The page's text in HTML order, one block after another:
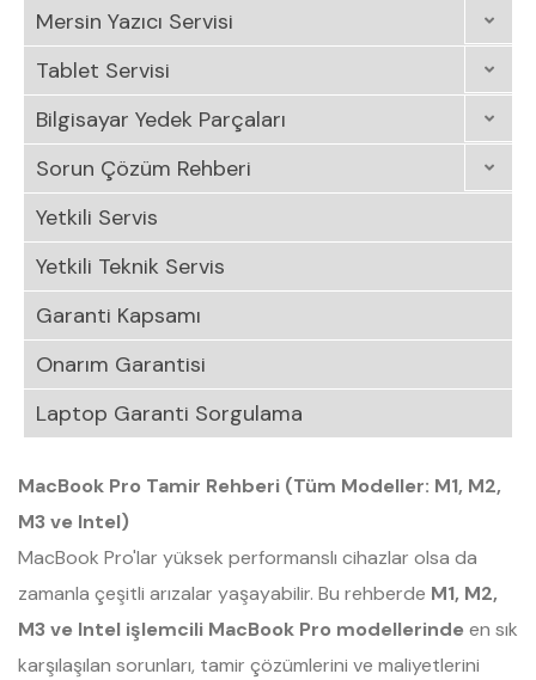
Mersin Yazıcı Servisi
Tablet Servisi
Bilgisayar Yedek Parçaları
Sorun Çözüm Rehberi
Yetkili Servis
Yetkili Teknik Servis
Garanti Kapsamı
Onarım Garantisi
Laptop Garanti Sorgulama
MacBook Pro Tamir Rehberi (Tüm Modeller: M1, M2,
M3 ve Intel)
MacBook Pro'lar yüksek performanslı cihazlar olsa da
zamanla çeşitli arızalar yaşayabilir. Bu rehberde M1, M2,
M3 ve Intel işlemcili MacBook Pro modellerinde en sık
karşılaşılan sorunları, tamir çözümlerini ve maliyetlerini